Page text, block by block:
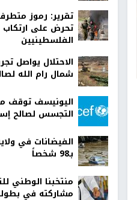
تقرير: رموز
تحرض على ارتكاب
الفلسطينيين
الاحتلال يواصل
شمال رام الله
اليونيسف توقف
التجسس لصالح
الفيضانات في
بـ98 شخصاً
منتخبنا الوطني
مشاركته في